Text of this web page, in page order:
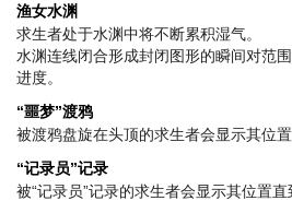
渔女水渊
求生者处于水渊中将不断累积湿气。
水渊连线闭合形成封闭图形的瞬间对范
进度。
“噩梦”渡鸦
被渡鸦盘旋在头顶的求生者会显示其位置
“记录员”记录
被“记录员”记录的求生者会显示其位置直